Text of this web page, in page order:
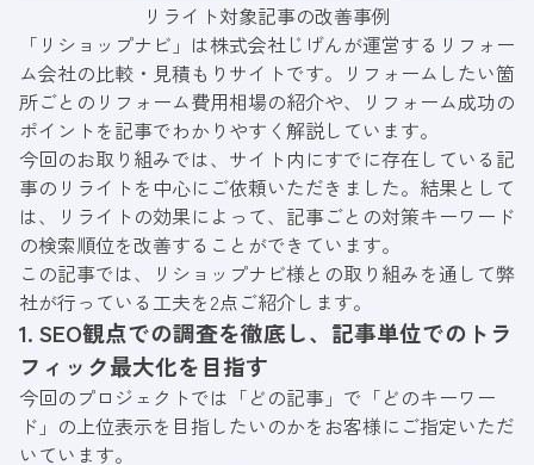
リライト対象記事の改善事例
「 リショップナビ 」は株式会社じげんが運営するリフォー
ム会社の比較・見積もりサイトです。リフォームしたい箇
所ごとのリフォーム費用相場の紹介や、リフォーム成功の
ポイントを記事でわかりやすく解説しています。
今回のお取り組みでは、サイト内にすでに存在している記
事のリライトを中心にご依頼いただきました。結果として
は、リライトの効果によって、記事ごとの対策キーワード
の検索順位を改善することができています。
この記事では、リショップナビ様との取り組みを通して弊
社が行っている工夫を2点ご紹介します。
1. SEO観点での調査を徹底し、記事単位でのトラ
フィック最大化を目指す
今回のプロジェクトでは「どの記事」で「どのキーワー
ド」の上位表示を目指したいのかをお客様にご指定いただ
いています。